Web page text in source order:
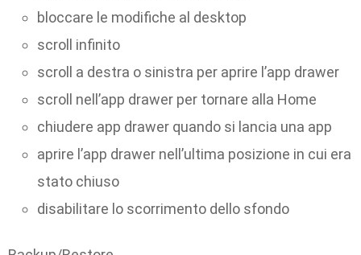
bloccare le modifiche al desktop
scroll infinito
scroll a destra o sinistra per aprire l’app drawer
scroll nell’app drawer per tornare alla Home
chiudere app drawer quando si lancia una app
aprire l’app drawer nell’ultima posizione in cui era
stato chiuso
disabilitare lo scorrimento dello sfondo